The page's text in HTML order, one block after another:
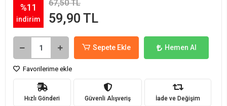
%11
indirim
67,50 TL
59,90 TL
Sepete Ekle Hemen Al
Favorilerime ekle
Hızlı Gönderi Güvenli Alışveriş İade ve Değişim